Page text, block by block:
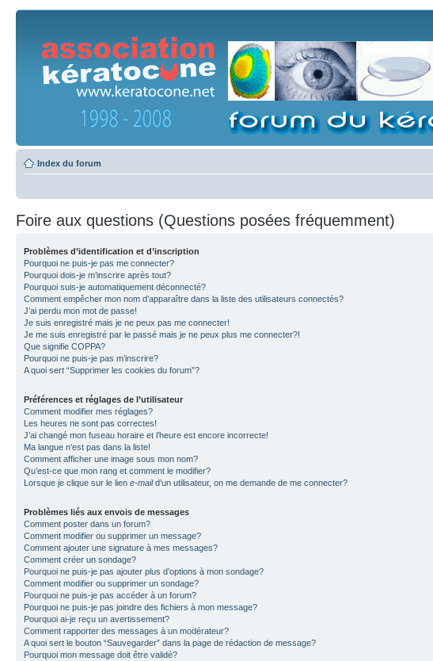
Index du forum
Foire aux questions (Questions posées fréquemment)
Problèmes d’identification et d’inscription
Pourquoi ne puis-je pas me connecter?
Pourquoi dois-je m’inscrire après tout?
Pourquoi suis-je automatiquement déconnecté?
Comment empêcher mon nom d’apparaître dans la liste des utilisateurs connectés?
J’ai perdu mon mot de passe!
Je suis enregistré mais je ne peux pas me connecter!
Je me suis enregistré par le passé mais je ne peux plus me connecter?!
Que signifie COPPA?
Pourquoi ne puis-je pas m’inscrire?
A quoi sert “Supprimer les cookies du forum”?
Préférences et réglages de l’utilisateur
Comment modifier mes réglages?
Les heures ne sont pas correctes!
J’ai changé mon fuseau horaire et l’heure est encore incorrecte!
Ma langue n’est pas dans la liste!
Comment afficher une image sous mon nom?
Qu’est-ce que mon rang et comment le modifier?
Lorsque je clique sur le lien e-maild’un utilisateur, on me demande de me connecter?
Problèmes liés aux envois de messages
Comment poster dans un forum?
Comment modifier ou supprimer un message?
Comment ajouter une signature à mes messages?
Comment créer un sondage?
Pourquoi ne puis-je pas ajouter plus d’options à mon sondage?
Comment modifier ou supprimer un sondage?
Pourquoi ne puis-je pas accéder à un forum?
Pourquoi ne puis-je pas joindre des fichiers à mon message?
Pourquoi ai-je reçu un avertissement?
Comment rapporter des messages à un modérateur?
A quoi sert le bouton “Sauvegarder” dans la page de rédaction de message?
Pourquoi mon message doit être validé?